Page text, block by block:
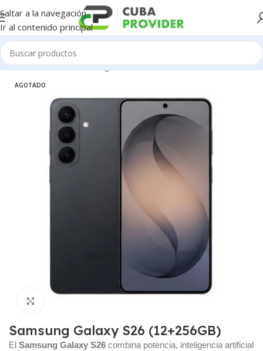
Saltar a la navegación
Ir al contenido principal
Inicio/Celulares/Samsung
AGOTADO
Samsung Galaxy S26 (12+256GB)
El Samsung Galaxy S26 combina potencia, inteligencia artificial